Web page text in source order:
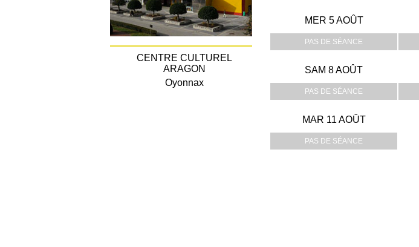
CENTRE CULTUREL
ARAGON
Oyonnax
MER 5 AOÛT
PAS DE SÉANCE
SAM 8 AOÛT
PAS DE SÉANCE
MAR 11 AOÛT
PAS DE SÉANCE